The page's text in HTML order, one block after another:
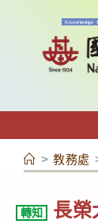
容
> 教務處
轉知
長榮